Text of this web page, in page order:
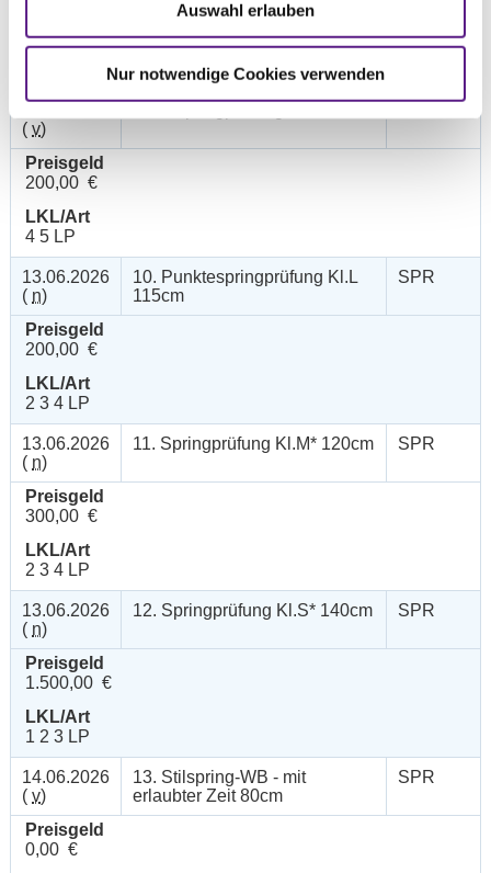
Auswahl erlauben
Nur notwendige Cookies verwenden
LKL/Art
( v)
Preisgeld
200,00 €
LKL/Art
4 5 LP
13.06.2026
( n)
10. Punktespringprüfung Kl.L
115cm
SPR
Preisgeld
200,00 €
LKL/Art
2 3 4 LP
13.06.2026
( n)
11. Springprüfung Kl.M* 120cm SPR
Preisgeld
300,00 €
LKL/Art
2 3 4 LP
13.06.2026
( n)
12. Springprüfung Kl.S* 140cm SPR
Preisgeld
1.500,00 €
LKL/Art
1 2 3 LP
14.06.2026
( v)
13. Stilspring-WB - mit
erlaubter Zeit 80cm
SPR
Preisgeld
0,00 €